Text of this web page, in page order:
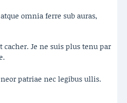
omnia ferre sub auras,
cacher. Je ne suis plus tenu par
patriae nec legibus ullis.